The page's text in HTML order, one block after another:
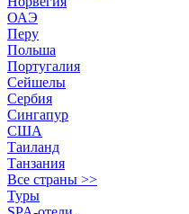
ОАЭ
Перу
Польша
Португалия
Сейшелы
Сербия
Сингапур
США
Таиланд
Танзания
Все страны >>
Туры